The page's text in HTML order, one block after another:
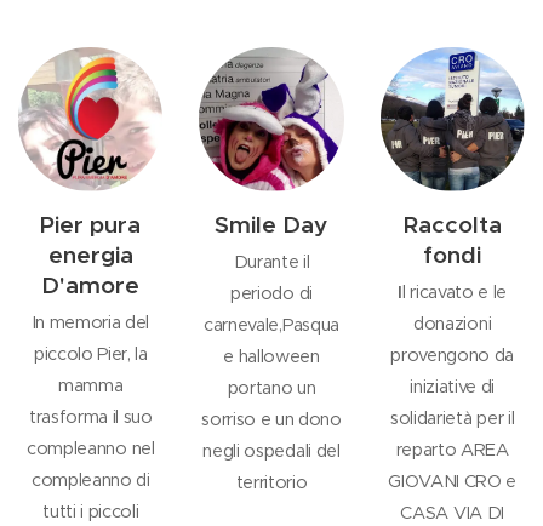
Pier pura
energia
D'amore
In memoria del
piccolo Pier, la
mamma
trasforma il suo
compleanno nel
compleanno di
tutti i piccoli
Smile Day
Durante il
periodo di
carnevale,Pasqua
e halloween
portano un
sorriso e un dono
negli ospedali del
territorio
Raccolta
fondi
Il ricavato e le
donazioni
provengono da
iniziative di
solidarietà per il
reparto AREA
GIOVANI CRO e
CASA VIA DI